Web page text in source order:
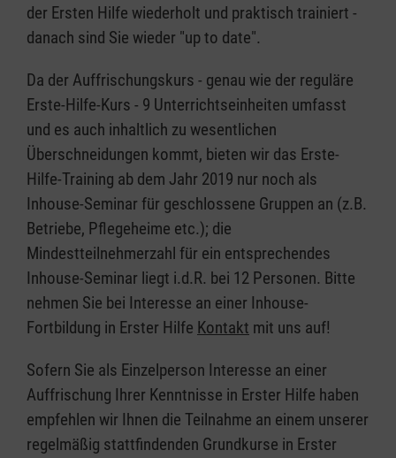
der Ersten Hilfe wiederholt und praktisch trainiert -
danach sind Sie wieder "up to date".
Da der Auffrischungskurs - genau wie der reguläre
Erste-Hilfe-Kurs - 9 Unterrichtseinheiten umfasst
und es auch inhaltlich zu wesentlichen
Überschneidungen kommt, bieten wir das Erste-
Hilfe-Training ab dem Jahr 2019 nur noch als
Inhouse-Seminar für geschlossene Gruppen an (z.B.
Betriebe, Pflegeheime etc.); die
Mindestteilnehmerzahl für ein entsprechendes
Inhouse-Seminar liegt i.d.R. bei 12 Personen. Bitte
nehmen Sie bei Interesse an einer Inhouse-
Fortbildung in Erster Hilfe Kontakt mit uns auf!
Sofern Sie als Einzelperson Interesse an einer
Auffrischung Ihrer Kenntnisse in Erster Hilfe haben
empfehlen wir Ihnen die Teilnahme an einem unserer
regelmäßig stattfindenden Grundkurse in Erster